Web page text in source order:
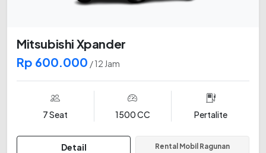
Mitsubishi Xpander
Rp 600.000 / 12 Jam
7 Seat 1500 CC Pertalite
Detail Rental Mobil Ragunan